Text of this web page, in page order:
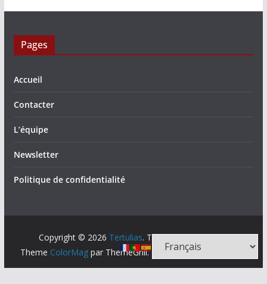
Pages
Accueil
Contacter
L’équipe
Newsletter
Politique de confidentialité
Copyright © 2026 Tertulias. Tous droits réservés.
Theme ColorMagpar ThemeGrill. Propulsé par